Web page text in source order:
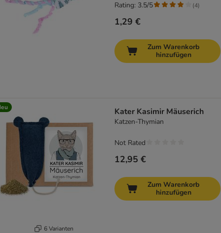
1,29 €
Rating: 3.5/5 (4)
Zum Warenkorb
hinzufügen
6 Varianten
Kater Kasimir Mäuserich
Katzen-Thymian
12,95 €
Not Rated
Zum Warenkorb
hinzufügen